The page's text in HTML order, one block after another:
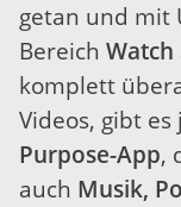
getan und mit
Bereich Watch
komplett
Videos, gibt
Purpose-App,
auch Musik,